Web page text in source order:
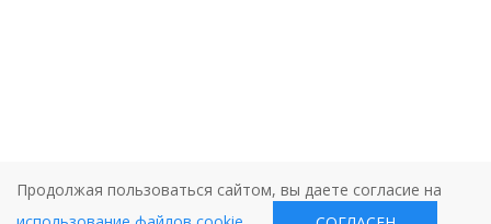
Продолжая пользоваться сайтом, вы даете согласие на